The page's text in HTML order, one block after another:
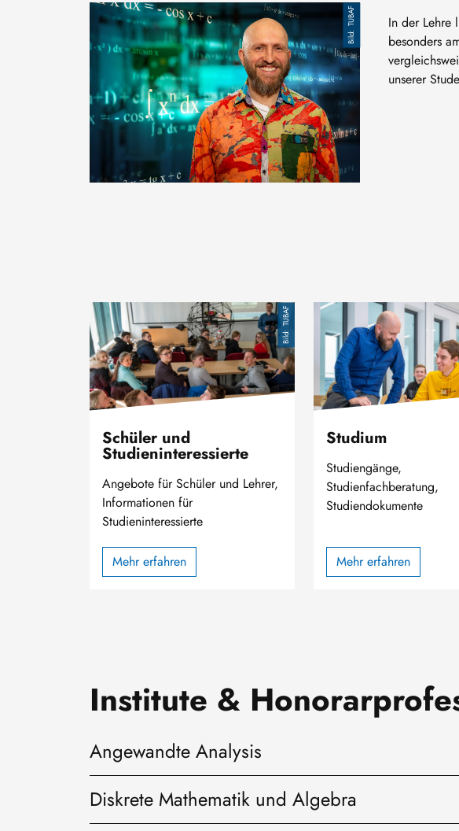
Bild TUBAF
In der Lehre
besonders
unserer
Bild TUBAF
Schüler und
Studieninteressierte
Angebote für Schüler und Lehrer,
Informationen für
Studieninteressierte
Mehr erfahren
Bild
Studium
Studiengänge,
Studienfachberatung,
Studiendokumente
Mehr erfahren
Institute &
Angewandte Analysis
Diskrete Mathematik und Algebra